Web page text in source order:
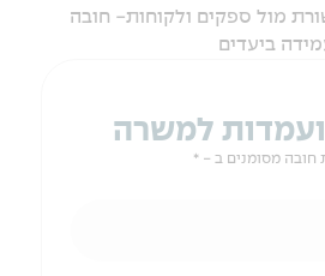
מול ספקים ולקוחות- חובה
ביעדים
למשרה
חובה מסומנים ב - *